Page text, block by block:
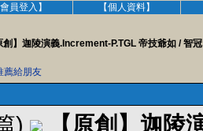
會員登入】 【個人資料】
創】迦陵演義.Increment-P.TGL 帝技爺如 / 智冠
薦給朋友
) 【原創】迦